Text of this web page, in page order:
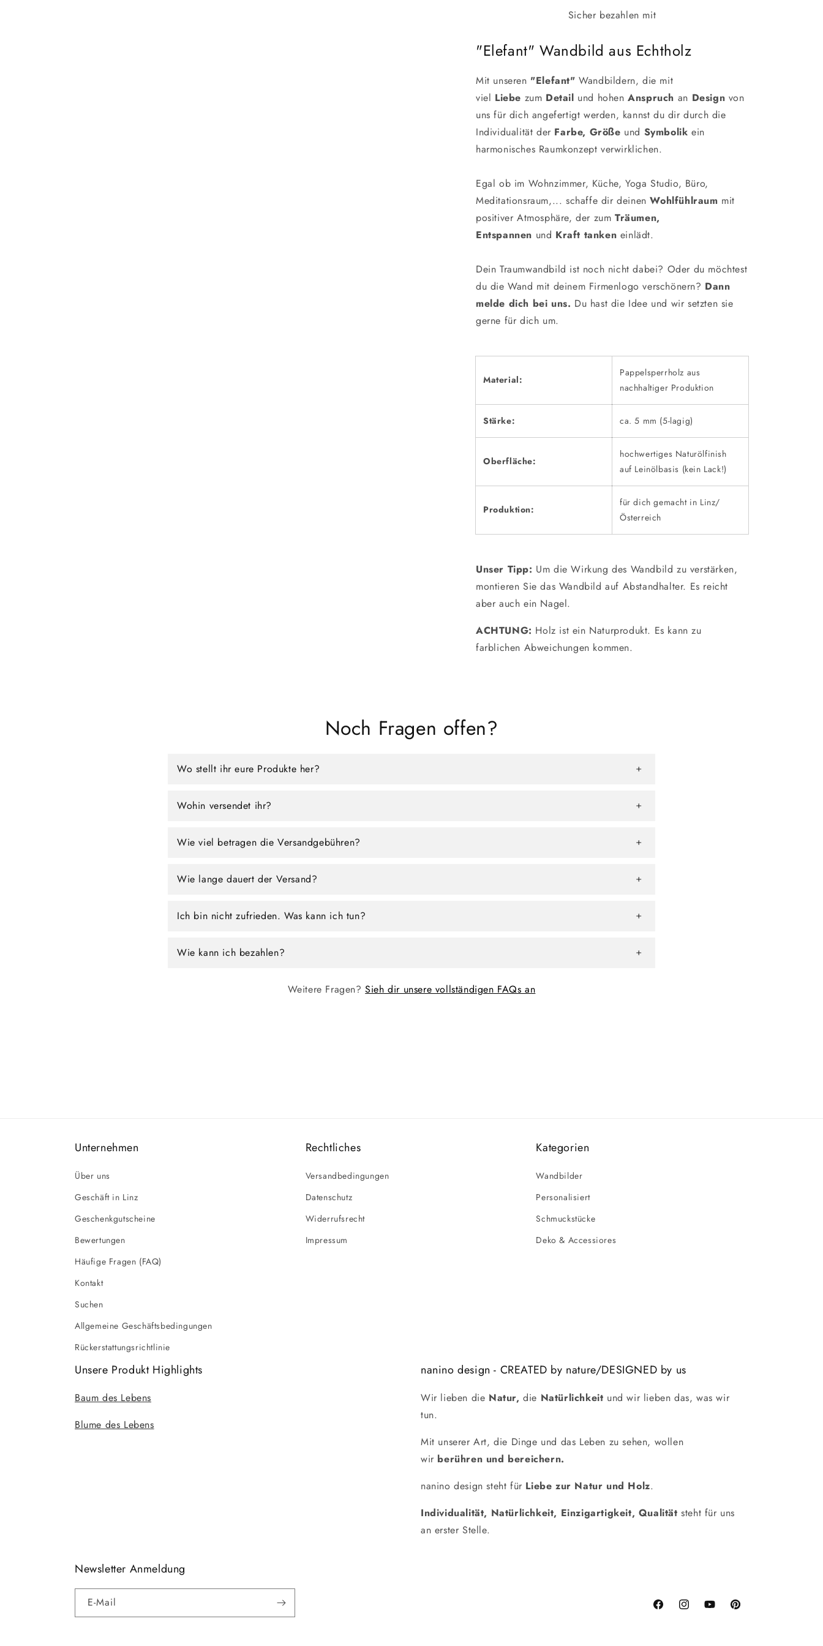
Sicher bezahlen mit
"Elefant" Wandbild aus Echtholz
Mit unseren "Elefant" Wandbildern, die mit
viel Liebe zum Detail und hohen Anspruch an Design von
uns für dich angefertigt werden, kannst du dir durch die
Individualität der Farbe, Größe und Symbolik ein
harmonisches Raumkonzept verwirklichen.
Egal ob im Wohnzimmer, Küche, Yoga Studio, Büro,
Meditationsraum,... schaffe dir deinen Wohlfühlraum mit
positiver Atmosphäre, der zum Träumen,
Entspannen und Kraft tanken einlädt.
Dein Traumwandbild ist noch nicht dabei? Oder du möchtest
du die Wand mit deinem Firmenlogo verschönern? Dann
melde dich bei uns. Du hast die Idee und wir setzten sie
gerne für dich um.
Material:
Pappelsperrholz aus
nachhaltiger Produktion
Stärke: ca. 5 mm (5-lagig)
Oberfläche:
hochwertiges Naturölfinish
auf Leinölbasis (kein Lack!)
Produktion:
für dich gemacht in Linz/
Österreich
Unser Tipp: Um die Wirkung des Wandbild zu verstärken,
montieren Sie das Wandbild auf Abstandhalter. Es reicht
aber auch ein Nagel.
ACHTUNG: Holz ist ein Naturprodukt. Es kann zu
farblichen Abweichungen kommen.
Noch Fragen offen?
Wo stellt ihr eure Produkte her?
Wohin versendet ihr?
Wie viel betragen die Versandgebühren?
Wie lange dauert der Versand?
Ich bin nicht zufrieden. Was kann ich tun?
Wie kann ich bezahlen?
Weitere Fragen?Sieh dir unsere vollständigen FAQs an
Unternehmen
Über uns
Geschäft in Linz
Geschenkgutscheine
Bewertungen
Häufige Fragen (FAQ)
Kontakt
Suchen
Allgemeine Geschäftsbedingungen
Rückerstattungsrichtlinie
Rechtliches
Versandbedingungen
Datenschutz
Widerrufsrecht
Impressum
Kategorien
Wandbilder
Personalisiert
Schmuckstücke
Deko & Accessiores
Unsere Produkt Highlights
Baum des Lebens
Blume des Lebens
nanino design - CREATED by nature/DESIGNED by us
Wir lieben die Natur, die Natürlichkeit und wir lieben das, was wir
tun.
Mit unserer Art, die Dinge und das Leben zu sehen, wollen
wir berühren und bereichern.
nanino design steht für Liebe zur Natur und Holz.
Individualität, Natürlichkeit, Einzigartigkeit, Qualität steht für uns
an erster Stelle.
Newsletter Anmeldung
E-Mail
FacebookInstagramYouTubePinterest